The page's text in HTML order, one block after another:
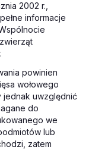
2002 r.,
informacje
powinien
wołowego
uwzględnić
do
we
lub
zatem